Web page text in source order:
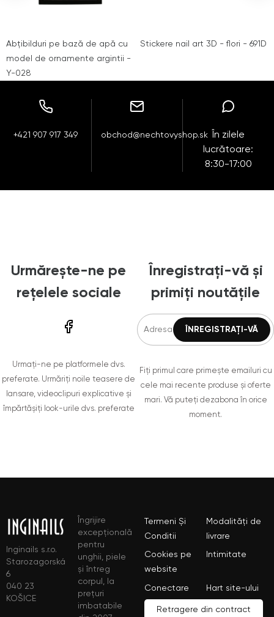
Abțibilduri pe bază de apă cu
model de ornamente argintii -
Y-028
Stickere nail art 3D - flori - 691D
+421 907 917 349 obchod@nechtovyshop.sk
În zilele
lucrătoare:
8:30-17:00
Urmărește-ne pe
rețelele sociale
Urmați-ne pe platformele dvs.
preferate. Urmăriți noile teasere de
lansare, videoclipuri explicative și
împărtășiți look-urile dvs. preferate
Înregistrați-vă și
primiți noutățile
Fiți primul care primește emailuri cu
cele mai recente produse și oferte
mari. Vă puteți dezabona în orice
moment.
Inginails s.r.o.
Starozagorská
6
040 23
KOŠICE
Îngrijire
excepțională
pentru
unghii, piele
și întreg
corpul, la
prețuri
imbatabile
Termeni Și
Conditii
Modalități de
livrare
Cookies pe
website
Intimitate
Conectare Hart site-ului
Retragere din contract